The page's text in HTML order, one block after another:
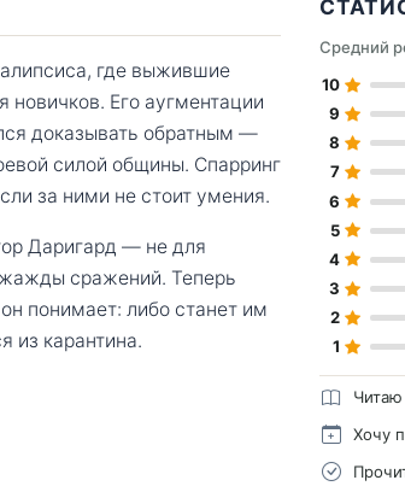
где выжившие
Его аугментации
доказывать обратным —
силой общины. Спарринг
за ними не стоит умения.
Даригард — не для
жажды сражений. Теперь
понимает: либо станет им
из карантина.
Средний
10
9
8
7
6
5
4
3
2
1
Читаю
Хочу